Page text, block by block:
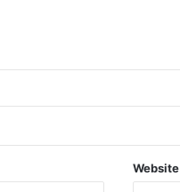
Website